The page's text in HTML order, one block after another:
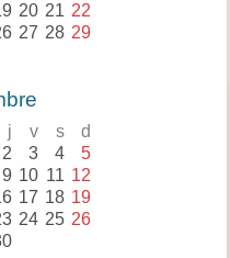
20 21 22
27 28 29
j v s d
2 3 4 5
9 10 11 12
17 18 19
24 25 26